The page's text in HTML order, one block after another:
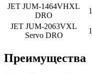
JET JUM-1464VHXL
DRO
JET JUM-2063VXL
Servo DRO
Преимущества